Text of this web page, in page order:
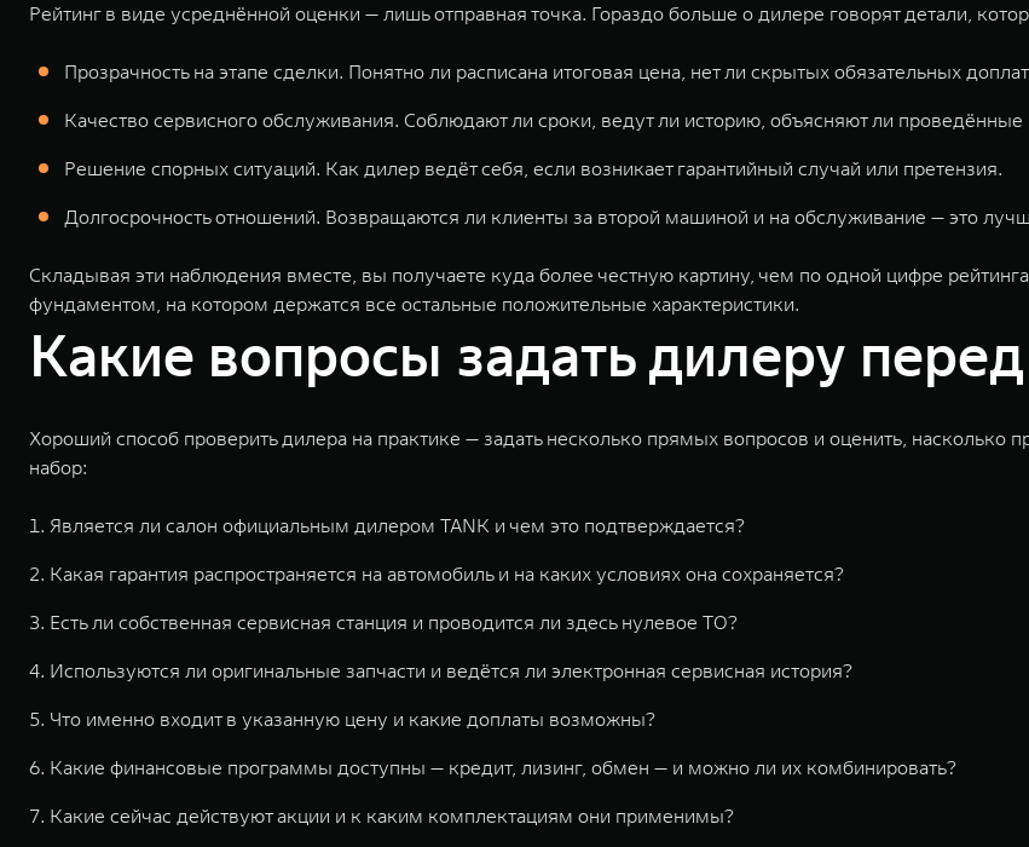
Рейтинг в виде усреднённой оценки — лишь отправная точка. Гораздо больше о дилере говорят детали,
Прозрачность на этапе сделки. Понятно ли расписана итоговая цена, нет ли скрытых обязательных
Качество сервисного обслуживания. Соблюдают ли сроки, ведут ли историю, объясняют ли проведённые
Решение спорных ситуаций. Как дилер ведёт себя, если возникает гарантийный случай или претензия.
Долгосрочность отношений. Возвращаются ли клиенты за второй машиной и на обслуживание — это
Складывая эти наблюдения вместе, вы получаете куда более честную картину, чем по одной цифре
фундаментом, на котором держатся все остальные положительные характеристики.
Какие вопросы задать дилеру
Хороший способ проверить дилера на практике — задать несколько прямых вопросов и оценить, насколько
набор:
Является ли салон официальным дилером TANK и чем это подтверждается?
Какая гарантия распространяется на автомобиль и на каких условиях она сохраняется?
Есть ли собственная сервисная станция и проводится ли здесь нулевое ТО?
Используются ли оригинальные запчасти и ведётся ли электронная сервисная история?
Что именно входит в указанную цену и какие доплаты возможны?
Какие финансовые программы доступны — кредит, лизинг, обмен — и можно ли их комбинировать?
Какие сейчас действуют акции и к каким комплектациям они применимы?